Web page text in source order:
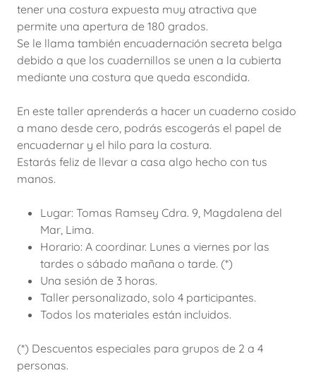
tener una costura expuesta muy atractiva que
permite una apertura de 180 grados.
Se le llama también encuadernación secreta belga
debido a que los cuadernillos se unen a la cubierta
mediante una costura que queda escondida.
En este taller aprenderás a hacer un cuaderno cosido
a mano desde cero, podrás escogerás el papel de
encuadernar y el hilo para la costura.
Estarás feliz de llevar a casa algo hecho con tus
manos.
Lugar: Tomas Ramsey Cdra. 9, Magdalena del
Mar, Lima.
Horario: A coordinar. Lunes a viernes por las
tardes o sábado mañana o tarde. (*)
Una sesión de 3 horas.
Taller personalizado, solo 4 participantes.
Todos los materiales están incluidos.
(*) Descuentos especiales para grupos de 2 a 4
personas.